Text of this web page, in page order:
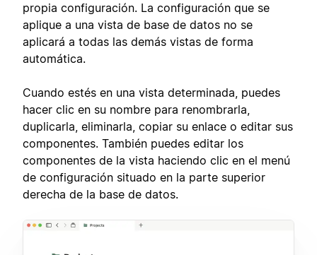
propia configuración. La configuración que se
aplique a una vista de base de datos no se
aplicará a todas las demás vistas de forma
automática.
Cuando estés en una vista determinada, puedes
hacer clic en su nombre para renombrarla,
duplicarla, eliminarla, copiar su enlace o editar sus
componentes. También puedes editar los
componentes de la vista haciendo clic en el menú
de configuración situado en la parte superior
derecha de la base de datos.